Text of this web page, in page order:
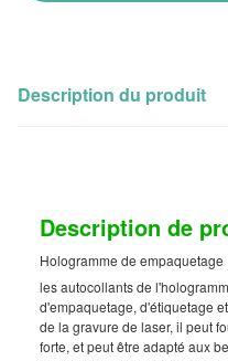
Description du produit
Description de
Hologramme de empaquetage
les autocollants de
d'empaquetage, d'étiquetage
de la gravure de laser, il peut
forte, et peut être adapté aux